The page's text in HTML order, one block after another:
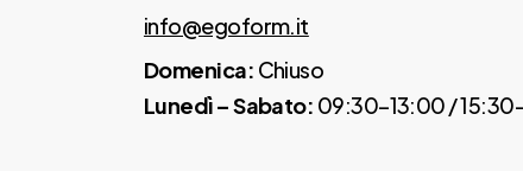
info@egoform.it
Domenica: Chiuso
Lunedì – Sabato: 09:30–13:00 /